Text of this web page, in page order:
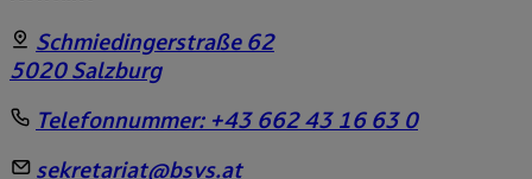
Schmiedingerstraße 62
5020 Salzburg
Telefonnummer: +43 662 43 16 63 0
sekretariat@bsvs.at